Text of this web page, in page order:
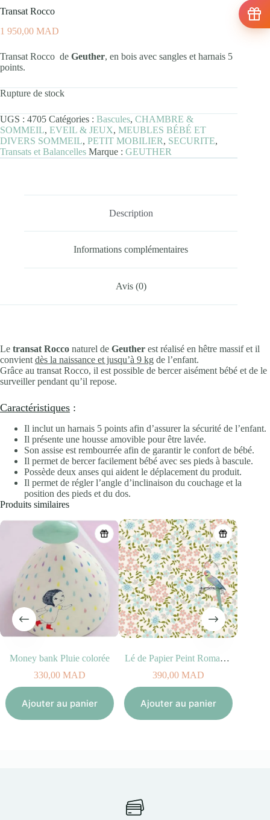
Transat Rocco
1 950,00 MAD
Transat Rocco de Geuther, en bois avec sangles et harnais 5
points.
Rupture de stock
UGS : 4705 Catégories : Bascules, CHAMBRE &
SOMMEIL, EVEIL & JEUX, MEUBLES BÉBÉ ET
DIVERS SOMMEIL, PETIT MOBILIER, SECURITE,
Transats et Balancelles Marque : GEUTHER
Description
Informations complémentaires
Avis (0)
Le transat Rocco naturel de Geuther est réalisé en hêtre massif et il
convient dès la naissance et jusqu’à 9 kg de l’enfant.
Grâce au transat Rocco, il est possible de bercer aisément bébé et de le
surveiller pendant qu’il repose.
Caractéristiques :
Il inclut un harnais 5 points afin d’assurer la sécurité de l’enfant.
Il présente une housse amovible pour être lavée.
Son assise est rembourrée afin de garantir le confort de bébé.
Il permet de bercer facilement bébé avec ses pieds à bascule.
Possède deux anses qui aident le déplacement du produit.
Il permet de régler l’angle d’inclinaison du couchage et la
position des pieds et du dos.
Produits similaires
Money bank Pluie colorée
330,00MAD
Ajouter au panier
Lé de Papier Peint Romance
390,00MAD
Ajouter au panier